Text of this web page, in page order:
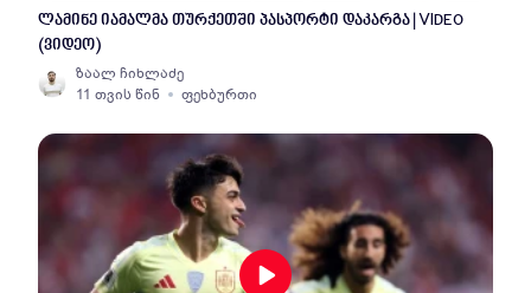
ლამინე იამალმა თურქეთში პასპორტი დაკარგა | VIDEO
(ვიდეო)
ზაალ ჩიხლაძე
11 თვის წინ
ფეხბურთი